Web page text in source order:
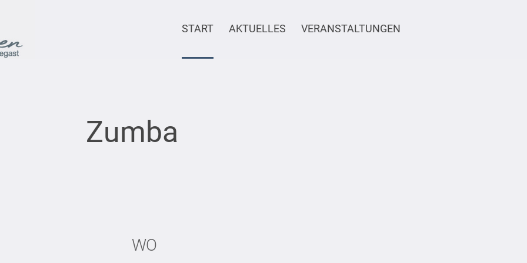
START AKTUELLES VERANSTALTUNGEN
Zumba
WO